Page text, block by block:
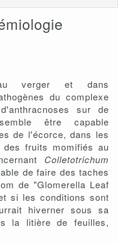
verger et dans
du complexe
sur de
être capable
de l'écorce, dans les
des fruits momifiés au
Colletotrichum
de faire des taches
de "Glomerella Leaf
si les conditions sont
hiverner sous sa
la litière de feuilles,